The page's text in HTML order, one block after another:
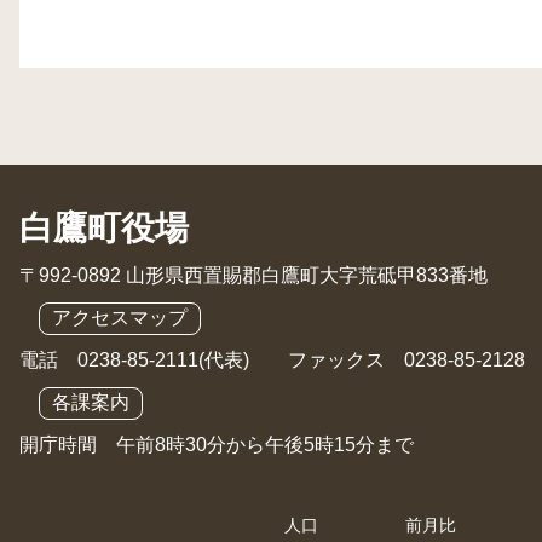
白鷹町役場
〒992-0892 山形県西置賜郡白鷹町大字荒砥甲833番地
アクセスマップ
電話 0238-85-2111(代表) ファックス 0238-85-2128
各課案内
開庁時間 午前8時30分から午後5時15分まで
人口 前月比